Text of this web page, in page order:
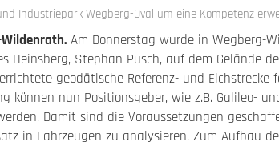
Industriepark Wegberg-Oval um eine Kompetenz
Am Donnerstag wurde in Wegberg-
Heinsberg, Stephan Pusch, auf dem Gelände
geodätische Referenz- und
können nun Positionsgeber, wie z.B. Galileo-
Damit sind die Voraussetzungen
in Fahrzeugen zu analysieren. Zum Aufbau